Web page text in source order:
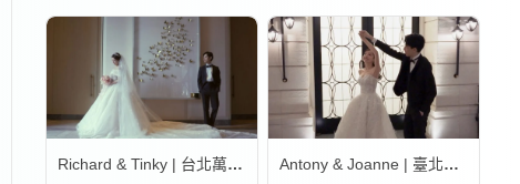
Richard & Tinky | 台北萬豪酒店 Antony & Joanne | 臺北文華東方酒店